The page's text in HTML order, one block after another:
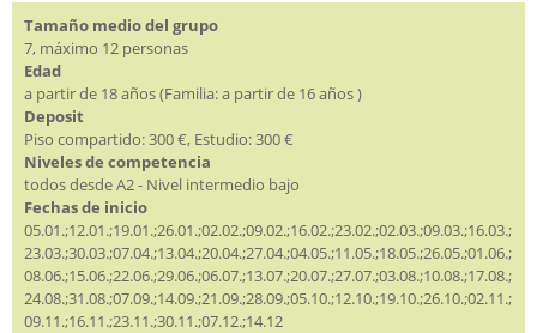
Tamaño medio del grupo
7, máximo 12 personas
Edad
a partir de 18 años (Familia: a partir de 16 años )
Deposit
Piso compartido: 300 €, Estudio: 300 €
Niveles de competencia
todos desde A2 - Nivel intermedio bajo
Fechas de inicio
05.01.;12.01.;19.01.;26.01.;02.02.;09.02.;16.02.;23.02.;02.03.;09.03.;16.03.;
23.03.;30.03.;07.04.;13.04.;20.04.;27.04.;04.05.;11.05.;18.05.;26.05.;01.06.;
08.06.;15.06.;22.06.;29.06.;06.07.;13.07.;20.07.;27.07.;03.08.;10.08.;17.08.;
24.08.;31.08.;07.09.;14.09.;21.09.;28.09.;05.10.;12.10.;19.10.;26.10.;02.11.;
09.11.;16.11.;23.11.;30.11.;07.12.;14.12